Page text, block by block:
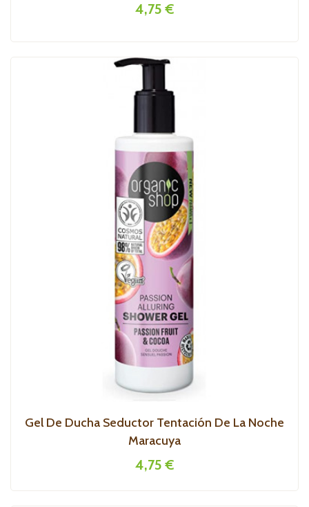
4,75 €
Gel De Ducha Seductor Tentación De La Noche
Maracuya
4,75 €